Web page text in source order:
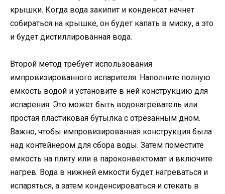
крышки. Когда вода закипит и конденсат начнет
собираться на крышке, он будет капать в миску, а это
и будет дистиллированная вода.
Второй метод требует использования
импровизированного испарителя. Наполните полную
емкость водой и установите в ней конструкцию для
испарения. Это может быть водонагреватель или
простая пластиковая бутылка с отрезанным дном.
Важно, чтобы импровизированная конструкция была
над контейнером для сбора воды. Затем поместите
емкость на плиту или в пароконвектомат и включите
нагрев. Вода в нижней емкости будет нагреваться и
испаряться, а затем конденсироваться и стекать в